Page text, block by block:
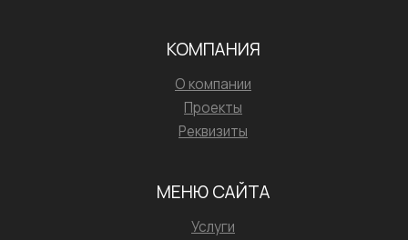
КОМПАНИЯ
О компании
Проекты
Реквизиты
МЕНЮ САЙТА
Услуги